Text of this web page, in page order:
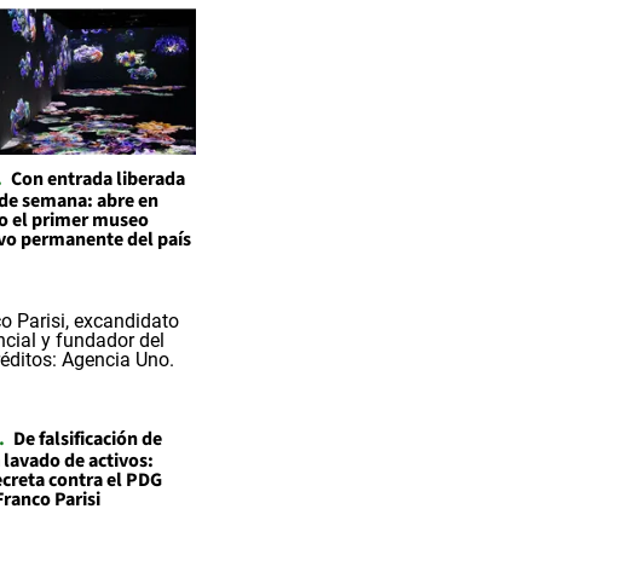
Con entrada liberada
semana: abre en
el primer museo
permanente del país
De falsificación de
de activos:
contra el PDG
Parisi